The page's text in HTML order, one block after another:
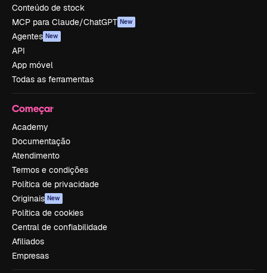
Conteúdo de stock
MCP para Claude/ChatGPT New
Agentes New
API
App móvel
Todas as ferramentas
Começar
Academy
Documentação
Atendimento
Termos e condições
Política de privacidade
Originais New
Política de cookies
Central de confiabilidade
Afiliados
Empresas